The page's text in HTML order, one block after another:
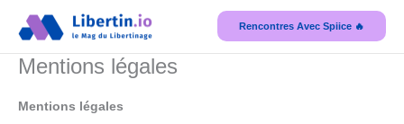
Rencontres Avec Spiice 🔥
Mentions légales
Mentions légales